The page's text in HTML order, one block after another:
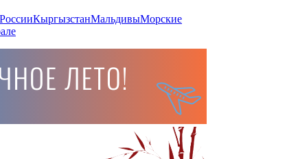
КыргызстанМальдивыМорские